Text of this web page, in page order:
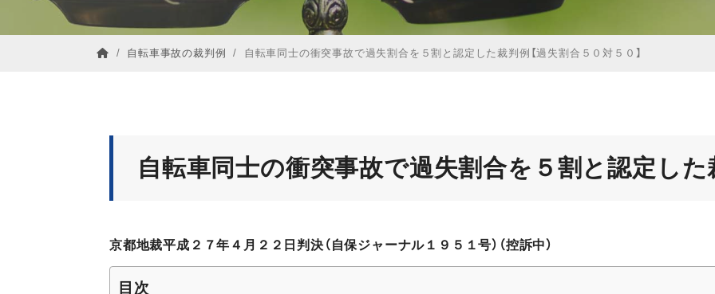
/ 自転車事故の裁判例 / 自転車同士の衝突事故で過失割合を５割と認定した裁判例【過失割合５０対５０】
自転車同士の衝突事故で過失割合を５割と認定した
京都地裁平成２７年４月２２日判決（自保ジャーナル１９５１号）（控訴中）
目次